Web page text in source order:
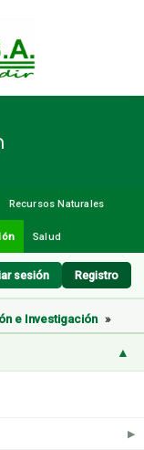
Recursos Naturales
Salud
sesión Registro
▲
▶
e Investigación »